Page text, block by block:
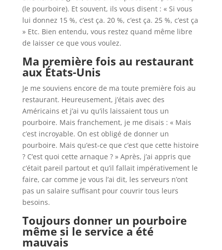
(le pourboire). Et souvent, ils vous disent : « Si vous
lui donnez 15 %, c’est ça. 20 %, c’est ça. 25 %, c’est ça
» Etc. Bien entendu, vous restez quand même libre
de laisser ce que vous voulez.
Ma première fois au restaurant
aux États-Unis
Je me souviens encore de ma toute première fois au
restaurant. Heureusement, j’étais avec des
Américains et j’ai vu qu’ils laissaient tous un
pourboire. Mais franchement, je me disais : « Mais
c’est incroyable. On est obligé de donner un
pourboire. Mais qu’est-ce que c’est que cette histoire
? C’est quoi cette arnaque ? » Après, j’ai appris que
c’était pareil partout et qu’il fallait impérativement le
faire, car comme je vous l’ai dit, les serveurs n’ont
pas un salaire suffisant pour couvrir tous leurs
besoins.
Toujours donner un pourboire
même si le service a été
mauvais